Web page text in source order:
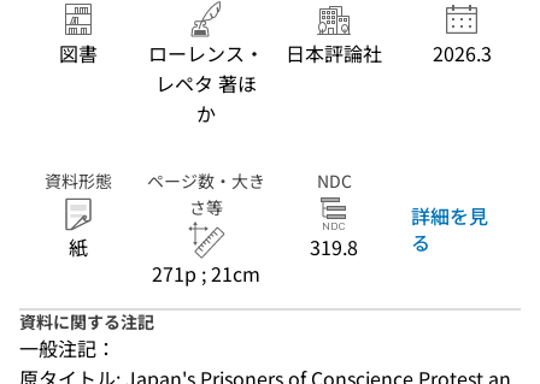
図書
ローレンス・
レペタ 著ほ
か
日本評論社 2026.3
資料形態
紙
ページ数・大き
さ等
271p ; 21cm
NDC
319.8
詳細を見
る
資料に関する注記
一般注記：
原タイトル: Japan's Prisoners of Conscience Protest an